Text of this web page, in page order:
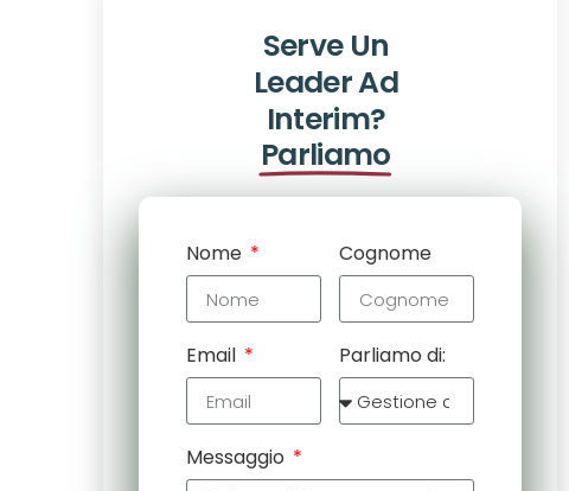
Serve Un
Leader Ad
Interim?
Parliamo
Nome Cognome
Email Parliamo di:
Messaggio